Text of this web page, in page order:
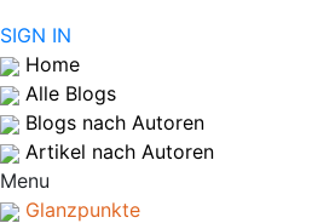
SIGN IN
Home
Alle Blogs
Blogs nach Autoren
Artikel nach Autoren
Menu
Glanzpunkte